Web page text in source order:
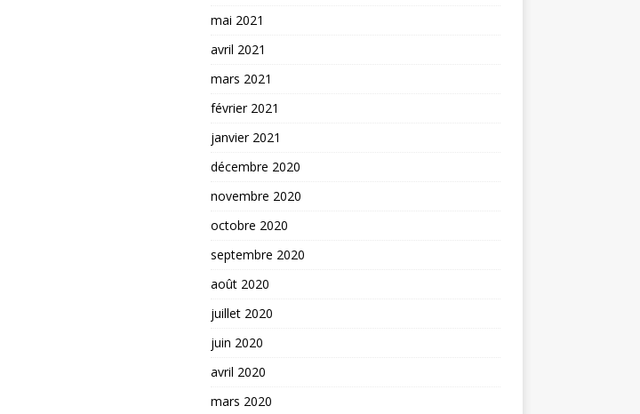
mai 2021
avril 2021
mars 2021
février 2021
janvier 2021
décembre 2020
novembre 2020
octobre 2020
septembre 2020
août 2020
juillet 2020
juin 2020
avril 2020
mars 2020